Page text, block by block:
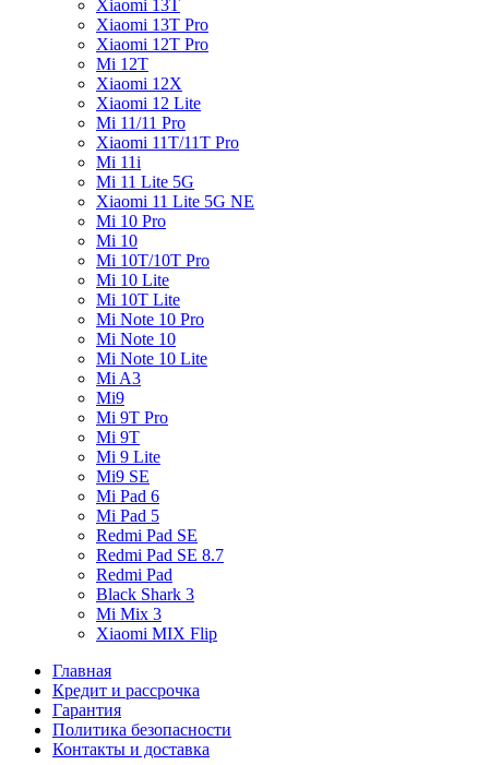
Xiaomi 13T
Xiaomi 13T Pro
Xiaomi 12T Pro
Mi 12T
Xiaomi 12X
Xiaomi 12 Lite
Mi 11/11 Pro
Xiaomi 11T/11T Pro
Mi 11i
Mi 11 Lite 5G
Xiaomi 11 Lite 5G NE
Mi 10 Pro
Mi 10
Mi 10T/10T Pro
Mi 10 Lite
Mi 10T Lite
Mi Note 10 Pro
Mi Note 10
Mi Note 10 Lite
Mi A3
Mi9
Mi 9T Pro
Mi 9T
Mi 9 Lite
Mi9 SE
Mi Pad 6
Mi Pad 5
Redmi Pad SE
Redmi Pad SE 8.7
Redmi Pad
Black Shark 3
Mi Mix 3
Xiaomi MIX Flip
Главная
Кредит и рассрочка
Гарантия
Политика безопасности
Контакты и доставка